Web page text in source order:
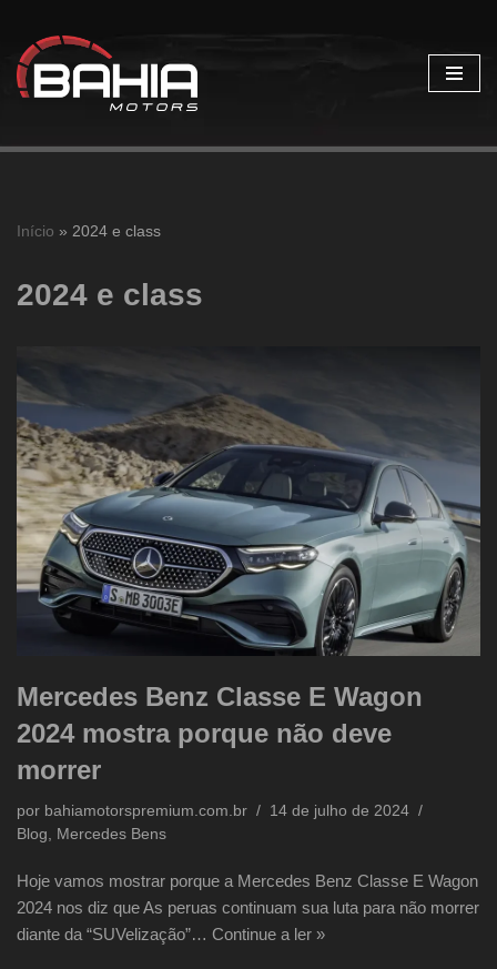
Pular
para
Início » 2024 e class
2024 e class
Mercedes Benz Classe E Wagon
2024 mostra porque não deve
morrer
por bahiamotorspremium.com.br
14 de julho de 2024
Blog
Mercedes Bens
Hoje vamos mostrar porque a Mercedes Benz Classe E Wagon
2024 nos diz que As peruas continuam sua luta para não morrer
diante da “SUVelização”… Continue a ler »